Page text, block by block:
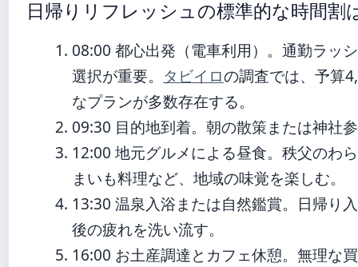
日帰りリフレッシュの標準的な時間割
08:00 都心出発（電車利用）。通勤ラッ
選択が重要。 タビイロの調査では、予算
なプランが多数存在する。
09:30 目的地到着。朝の散策または神社
12:00 地元グルメによる昼食。秩父のわ
まいも料理など、地域の味覚を楽しむ。
13:30 温泉入浴または自然鑑賞。日帰り
後の疲れを洗い流す。
16:00 お土産調達とカフェ休憩。無理な